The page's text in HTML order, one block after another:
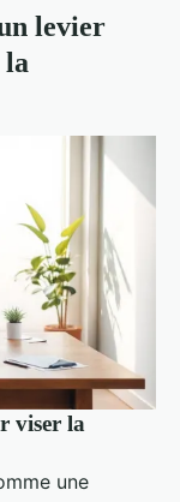
levier
la
viser la
une